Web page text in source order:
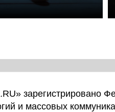
зарегистрировано
и массовых